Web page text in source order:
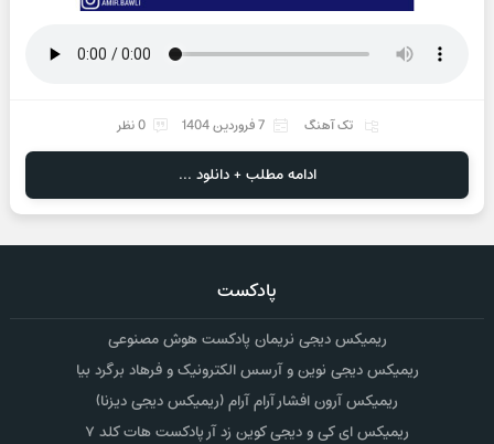
تک آهنگ 7 فروردین 1404 0 نظر
ادامه مطلب + دانلود ...
پادکست
ریمیکس دیجی نریمان پادکست هوش مصنوعی
ریمیکس دیجی نوین و آرسس الکترونیک و فرهاد برگرد بیا
ریمیکس آرون افشار آرام آرام (ریمیکس دیجی دیزنا)
ریمیکس ای کی و دیجی کوین زد آر پادکست هات کلد ۷